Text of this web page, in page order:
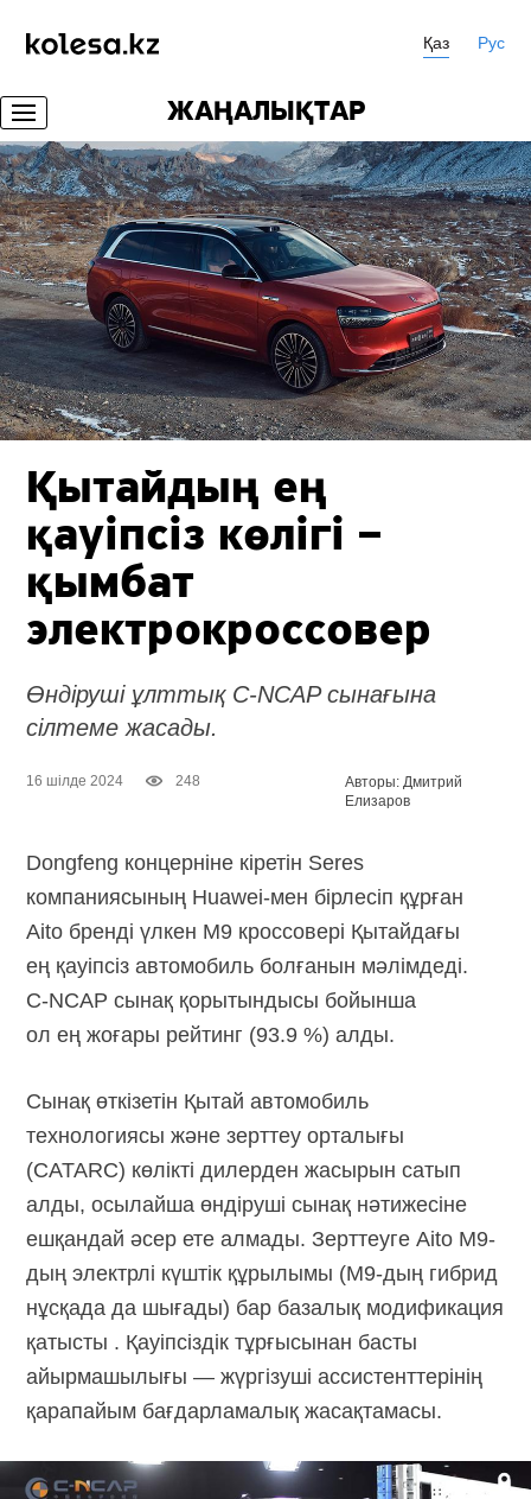
Қаз Рус
ЖАҢАЛЫҚТАР
Қытайдың ең
қауіпсіз көлігі –
қымбат
электрокроссовер
Өндіруші ұлттық C-NCAP сынағына
сілтеме жасады.
16 шілде 2024 248
Авторы: Дмитрий
Елизаров
Dongfeng концерніне кіретін Seres
компаниясының Huawei-мен бірлесіп құрған
Aito бренді үлкен M9 кроссовері Қытайдағы
ең қауіпсіз автомобиль болғанын мәлімдеді.
C-NCAP сынақ қорытындысы бойынша
ол ең жоғары рейтинг (93.9 %) алды.
Сынақ өткізетін Қытай автомобиль
технологиясы және зерттеу орталығы
(CATARC) көлікті дилерден жасырын сатып
алды, осылайша өндіруші сынақ нәтижесіне
ешқандай әсер ете алмады. Зерттеуге Aito M9-
дың электрлі күштік құрылымы (M9-дың гибрид
нұсқада да шығады) бар базалық модификация
қатысты . Қауіпсіздік тұрғысынан басты
айырмашылығы — жүргізуші ассистенттерінің
қарапайым бағдарламалық жасақтамасы.